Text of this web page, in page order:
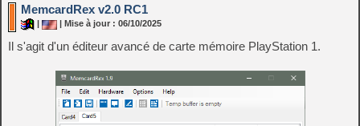
MemcardRex v2.0 RC1
| Mise à jour : 06/10/2025
Il s'agit d'un éditeur avancé de carte mémoire PlayStation 1.